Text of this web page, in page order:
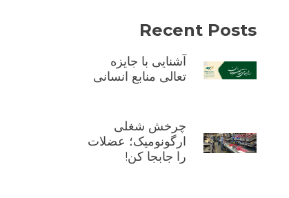
Recent Posts
آشنایی با جایزه
تعالی منابع انسانی
چرخش شغلی
ارگونومیک؛ عضلات
را جابجا کن!